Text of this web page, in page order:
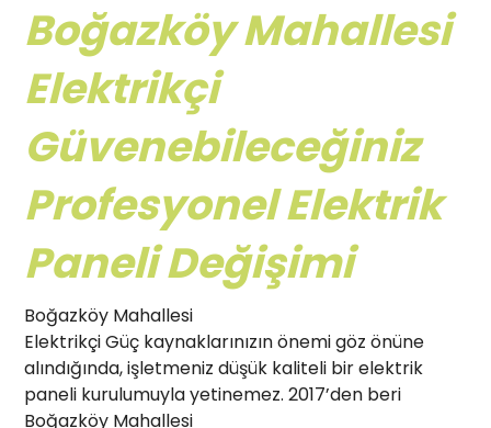
Boğazköy Mahallesi
Elektrikçi
Güvenebileceğiniz
Profesyonel Elektrik
Paneli Değişimi
Boğazköy Mahallesi
Elektrikçi Güç kaynaklarınızın önemi göz önüne
alındığında, işletmeniz düşük kaliteli bir elektrik
paneli kurulumuyla yetinemez. 2017’den beri
Boğazköy Mahallesi